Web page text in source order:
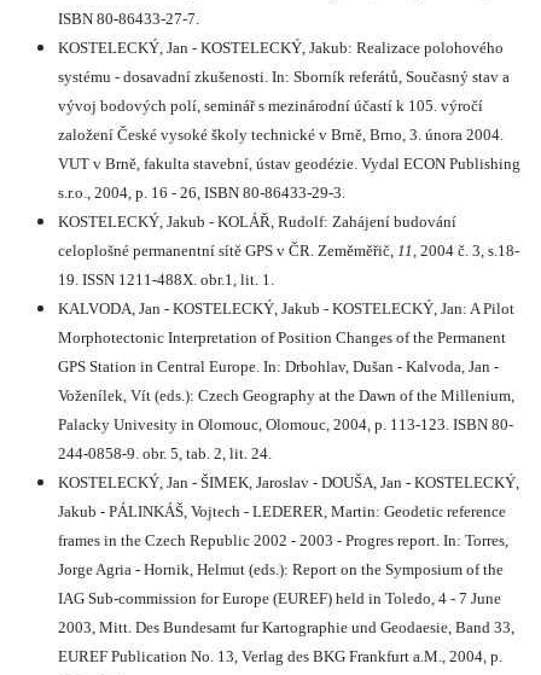
ISBN 80-86433-27-7.
KOSTELECKÝ, Jan - KOSTELECKÝ, Jakub: Realizace polohového
systému - dosavadní zkušenosti. In: Sborník referátů, Současný stav a
vývoj bodových polí, seminář s mezinárodní účastí k 105. výročí
založení České vysoké školy technické v Brně, Brno, 3. února 2004.
VUT v Brně, fakulta stavební, ústav geodézie. Vydal ECON Publishing
s.r.o., 2004, p. 16 - 26, ISBN 80-86433-29-3.
KOSTELECKÝ, Jakub - KOLÁŘ, Rudolf: Zahájení budování
celoplošné permanentní sítě GPS v ČR. Zeměměřič, 11, 2004 č. 3, s.18-
19. ISSN 1211-488X. obr.1, lit. 1.
KALVODA, Jan - KOSTELECKÝ, Jakub - KOSTELECKÝ, Jan: A Pilot
Morphotectonic Interpretation of Position Changes of the Permanent
GPS Station in Central Europe. In: Drbohlav, Dušan - Kalvoda, Jan -
Voženílek, Vít (eds.): Czech Geography at the Dawn of the Millenium,
Palacky Univesity in Olomouc, Olomouc, 2004, p. 113-123. ISBN 80-
244-0858-9. obr. 5, tab. 2, lit. 24.
KOSTELECKÝ, Jan - ŠIMEK, Jaroslav - DOUŠA, Jan - KOSTELECKÝ,
Jakub - PÁLINKÁŠ, Vojtech - LEDERER, Martin: Geodetic reference
frames in the Czech Republic 2002 - 2003 - Progres report. In: Torres,
Jorge Agria - Hornik, Helmut (eds.): Report on the Symposium of the
IAG Sub-commission for Europe (EUREF) held in Toledo, 4 - 7 June
2003, Mitt. Des Bundesamt fur Kartographie und Geodaesie, Band 33,
EUREF Publication No. 13, Verlag des BKG Frankfurt a.M., 2004, p.